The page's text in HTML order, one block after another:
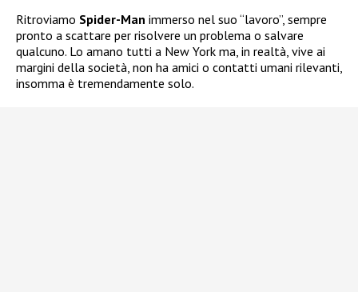
Ritroviamo Spider-Man immerso nel suo “lavoro”, sempre
pronto a scattare per risolvere un problema o salvare
qualcuno. Lo amano tutti a New York ma, in realtà, vive ai
margini della società, non ha amici o contatti umani rilevanti,
insomma è tremendamente solo.